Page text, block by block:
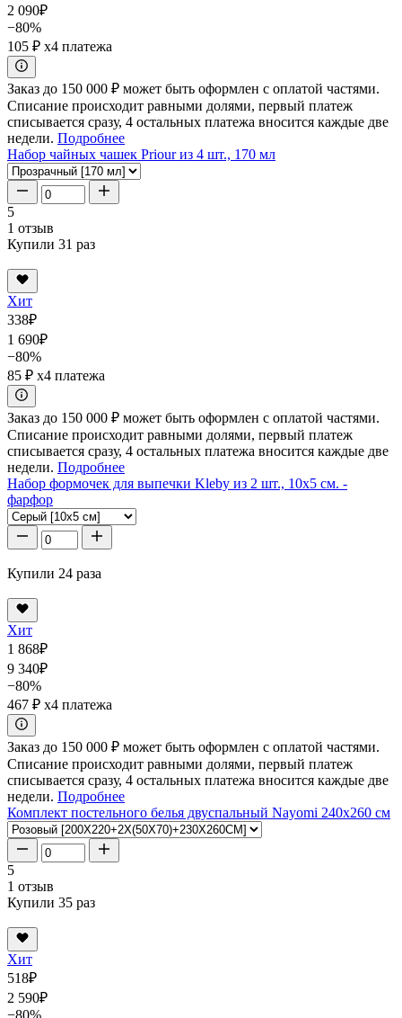
2 090₽
−80%
105 ₽ x4 платежа
Заказ до 150 000 ₽ может быть оформлен с оплатой частями.
Списание происходит равными долями, первый платеж
списывается сразу, 4 остальных платежа вносится каждые две
недели. Подробнее
Набор чайных чашек Priour из 4 шт., 170 мл
5
1 отзыв
Купили 31 раз
Хит
338₽
1 690₽
−80%
85 ₽ x4 платежа
Заказ до 150 000 ₽ может быть оформлен с оплатой частями.
Списание происходит равными долями, первый платеж
списывается сразу, 4 остальных платежа вносится каждые две
недели. Подробнее
Набор формочек для выпечки Kleby из 2 шт., 10x5 см. -
фарфор
Купили 24 раза
Хит
1 868₽
9 340₽
−80%
467 ₽ x4 платежа
Заказ до 150 000 ₽ может быть оформлен с оплатой частями.
Списание происходит равными долями, первый платеж
списывается сразу, 4 остальных платежа вносится каждые две
недели. Подробнее
Комплект постельного белья двуспальный Nayomi 240x260 см
5
1 отзыв
Купили 35 раз
Хит
518₽
2 590₽